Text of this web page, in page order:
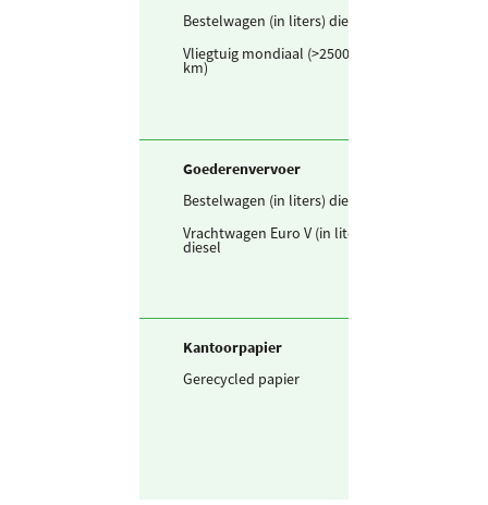
Bestelwagen (in liters) diesel
Vliegtuig mondiaal (>2500
km)
Goederenvervoer
Bestelwagen (in liters) diesel
Vrachtwagen Euro V (in liters)
diesel
Kantoorpapier
Gerecycled papier